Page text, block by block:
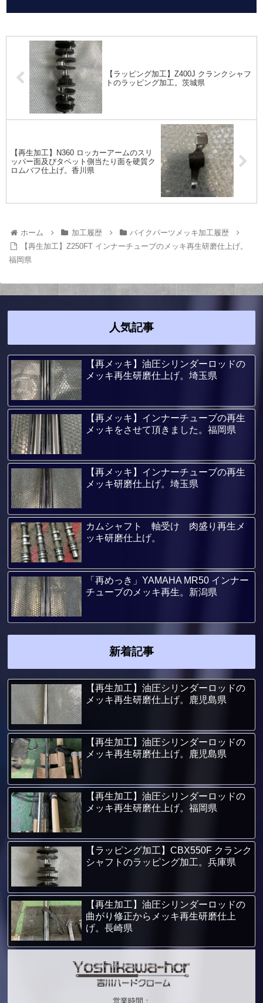
【ラッピング加工】Z400J クランクシャフ
トのラッピング加工。茨城県
【再生加工】N360 ロッカーアームのスリ
ッパー面及びタペット側当たり面を硬質ク
ロムバフ仕上げ。香川県
ホーム 加工履歴
バイクパーツメッキ加工履歴
【再生加工】Z250FT インナーチューブのメッキ再生研磨仕上げ。
福岡県
人気記事
【再メッキ】油圧シリンダーロッドの
メッキ再生研磨仕上げ。埼玉県
【再メッキ】インナーチューブの再生
メッキをさせて頂きました。福岡県
【再メッキ】インナーチューブの再生
メッキ研磨仕上げ。埼玉県
カムシャフト 軸受け 肉盛り再生メ
ッキ研磨仕上げ。
「再めっき」YAMAHA MR50 インナー
チューブのメッキ再生。新潟県
新着記事
【再生加工】油圧シリンダーロッドの
メッキ再生研磨仕上げ。鹿児島県
【再生加工】油圧シリンダーロッドの
メッキ再生研磨仕上げ。鹿児島県
【再生加工】油圧シリンダーロッドの
メッキ再生研磨仕上げ。福岡県
【ラッピング加工】CBX550F クランク
シャフトのラッピング加工。兵庫県
【再生加工】油圧シリンダーロッドの
曲がり修正からメッキ再生研磨仕上
げ。長崎県
営業時間：